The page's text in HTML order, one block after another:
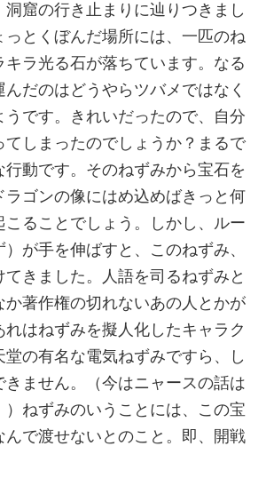
窟の行き止まりに辿りつきまし
っとくぼんだ場所には、一匹のね
キラ光る石が落ちています。なる
だのはどうやらツバメではなく
うです。きれいだったので、自分
てしまったのでしょうか？まるで
行動です。そのねずみから宝石を
ラゴンの像にはめ込めばきっと何
こることでしょう。しかし、ルー
が手を伸ばすと、このねずみ、
てきました。人語を司るねずみと
か著作権の切れないあの人とかが
はねずみを擬人化したキャラク
堂の有名な電気ねずみですら、し
きません。（今はニャースの話は
）ねずみのいうことには、この宝
んで渡せないとのこと。即、開戦